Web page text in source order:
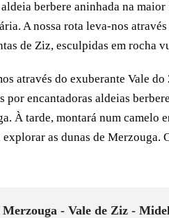
berbere aninhada na
A nossa rota leva-nos
de Ziz, esculpidas em rocha
através do exuberante Vale
por encantadoras aldeias
À tarde, montará num camelo
as dunas de Merzouga.
Merzouga - Vale de Ziz -